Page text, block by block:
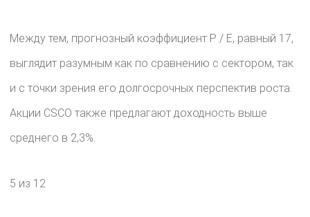
Между тем, прогнозный коэффициент P / E, равный 17,
выглядит разумным как по сравнению с сектором, так
и с точки зрения его долгосрочных перспектив роста.
Акции CSCO также предлагают доходность выше
среднего в 2,3%.
5 из 12